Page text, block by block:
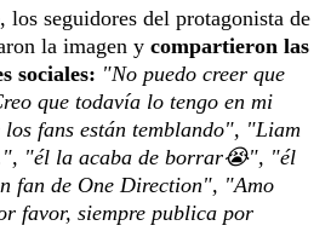
los seguidores del protagonista de
la imagen y compartieron las
sociales: "No puedo creer que
que todavía lo tengo en mi
fans están temblando", "Liam
"él la acaba de borrar😭", "él
fan de One Direction", "Amo
favor, siempre publica por